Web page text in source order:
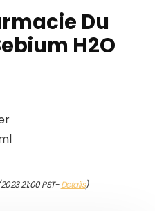
Du
H2O
21:00 PST-Details)